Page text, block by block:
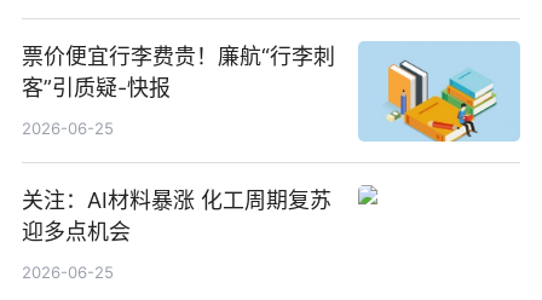
票价便宜行李费贵！廉航“行李刺
客”引质疑-快报
2026-06-25
关注：AI材料暴涨 化工周期复苏
迎多点机会
2026-06-25